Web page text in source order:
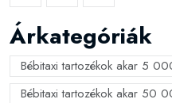
Árkategóriák
Bébitaxi tartozékok akar 5
Bébitaxi tartozékok akar 50